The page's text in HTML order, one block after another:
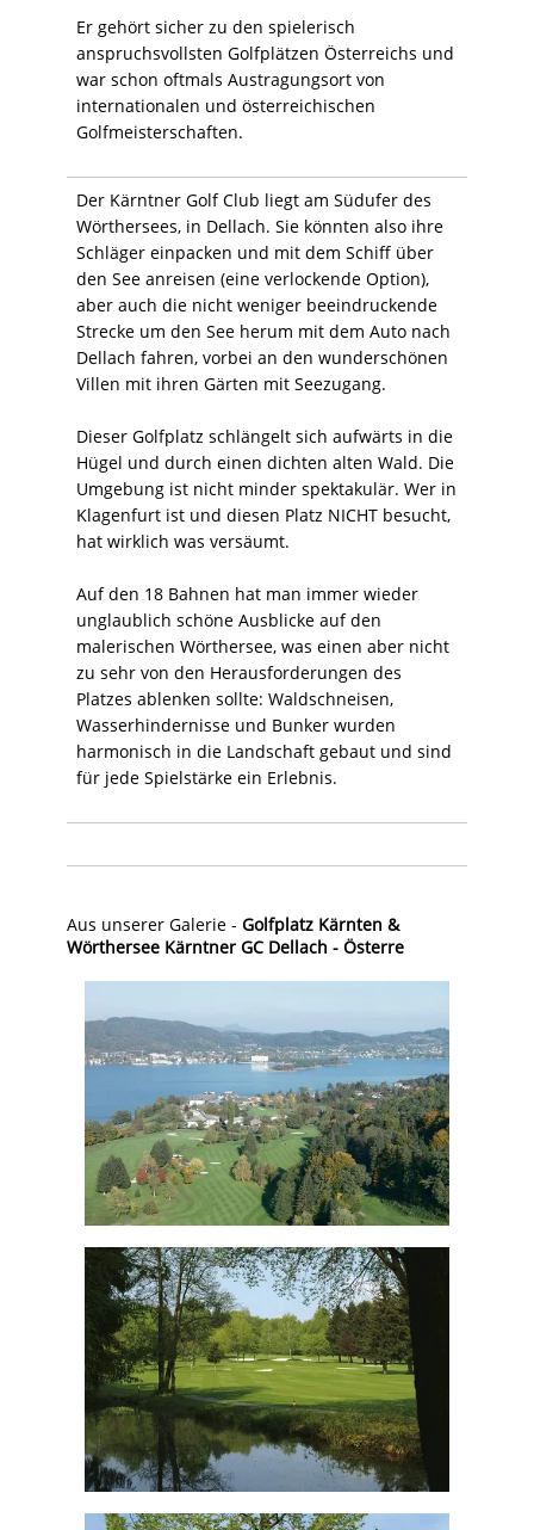
Er gehört sicher zu den spielerisch
anspruchsvollsten Golfplätzen Österreichs und
war schon oftmals Austragungsort von
internationalen und österreichischen
Golfmeisterschaften.
Der Kärntner Golf Club liegt am Südufer des
Wörthersees, in Dellach. Sie könnten also ihre
Schläger einpacken und mit dem Schiff über
den See anreisen (eine verlockende Option),
aber auch die nicht weniger beeindruckende
Strecke um den See herum mit dem Auto nach
Dellach fahren, vorbei an den wunderschönen
Villen mit ihren Gärten mit Seezugang.
Dieser Golfplatz schlängelt sich aufwärts in die
Hügel und durch einen dichten alten Wald. Die
Umgebung ist nicht minder spektakulär. Wer in
Klagenfurt ist und diesen Platz NICHT besucht,
hat wirklich was versäumt.
Auf den 18 Bahnen hat man immer wieder
unglaublich schöne Ausblicke auf den
malerischen Wörthersee, was einen aber nicht
zu sehr von den Herausforderungen des
Platzes ablenken sollte: Waldschneisen,
Wasserhindernisse und Bunker wurden
harmonisch in die Landschaft gebaut und sind
für jede Spielstärke ein Erlebnis.
Aus unserer Galerie - Golfplatz Kärnten &
Wörthersee Kärntner GC Dellach - Österre